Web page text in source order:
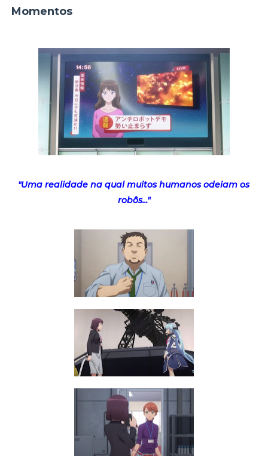
Momentos
"Uma realidade na qual muitos humanos odeiam os
robôs..."